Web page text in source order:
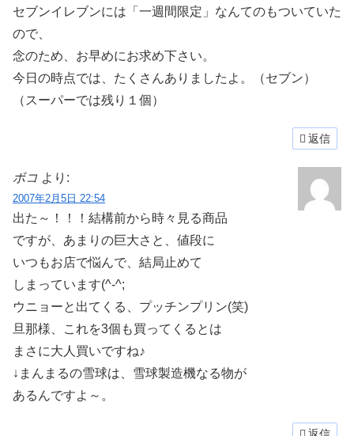
セブンイレブンには「一週間限定」なんてのもついていた
ので、
念のため、お早めにお求め下さい。
今日の時点では、たくさんありましたよ。（セブン）
（スーパーでは残り１個）
返信
ボコ より:
2007年2月5日 22:54
出た～！！！結構前から時々見る商品
ですが、あまりの巨大さと、値段に
いつもお店で悩んで、結局止めて
しまっています(^-^;
ウニョーと出てくる、プッチンプリン(笑)
旦那様、これを3個も買ってくるとは
まさに大人買いですね♪
↓まんまるの雪球は、雪球製造機なる物が
あるんですよ～。